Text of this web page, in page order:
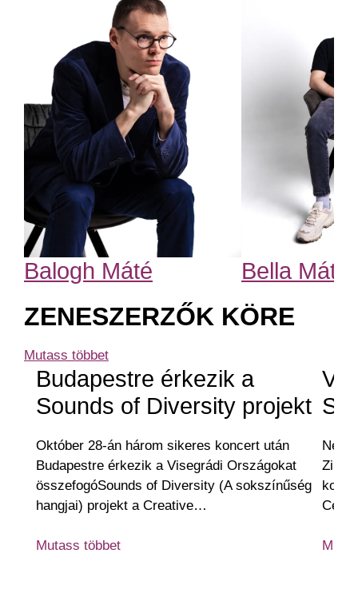
Balogh Máté Bella Máté
ZENESZERZŐK KÖRE
Mutass többet
Budapestre érkezik a
Sounds of Diversity projekt
Október 28-án három sikeres koncert után
Budapestre érkezik a Visegrádi Országokat
összefogóSounds of Diversity (A sokszínűség
hangjai) projekt a Creative…
Mutass többet
Négy
Zilina